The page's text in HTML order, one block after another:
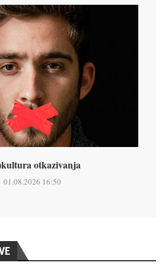
otkazivanja
01.08.2026 16:50